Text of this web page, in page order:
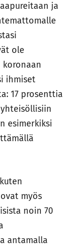
ja
ole
ihmiset
17 prosenttia
esimerkiksi
myös
noin 70
antamalla